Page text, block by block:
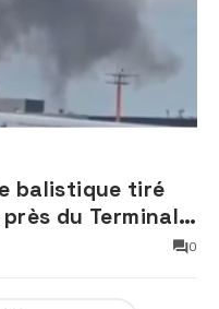
balistique tiré
du Terminal
0